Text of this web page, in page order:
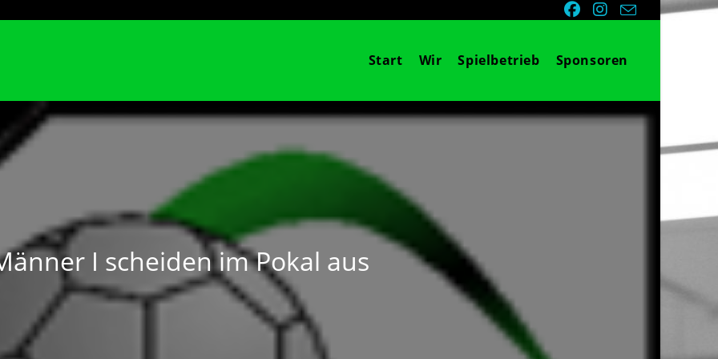
Start Wir Spielbetrieb Sponsoren
I scheiden im Pokal aus